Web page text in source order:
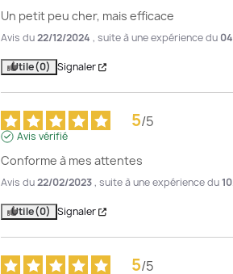
Un petit peu cher, mais efficace
Avis du22/12/2024 , suite à une expérience du
Utile(0) Signaler
5/5
Avis vérifié
Conforme à mes attentes
Avis du22/02/2023, suite à une expérience du
Utile(0) Signaler
5/5